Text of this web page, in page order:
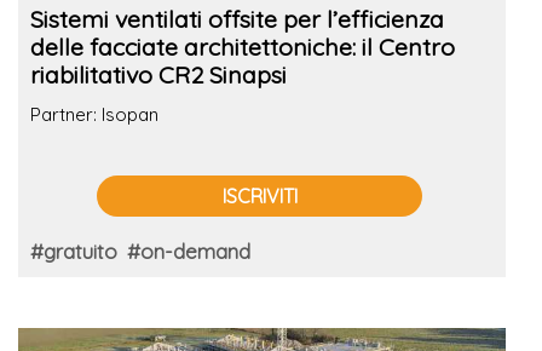
Sistemi ventilati offsite per l’efficienza
delle facciate architettoniche: il Centro
riabilitativo CR2 Sinapsi
Partner: Isopan
ISCRIVITI
#gratuito #on-demand